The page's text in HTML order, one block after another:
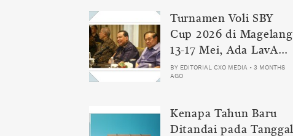
Turnamen Voli SBY
Cup 2026 di Magelang
13-17 Mei, Ada LavAni-
Samator
BY EDITORIAL CXO MEDIA • 3 MONTHS
AGO
Kenapa Tahun Baru
Ditandai pada Tanggal